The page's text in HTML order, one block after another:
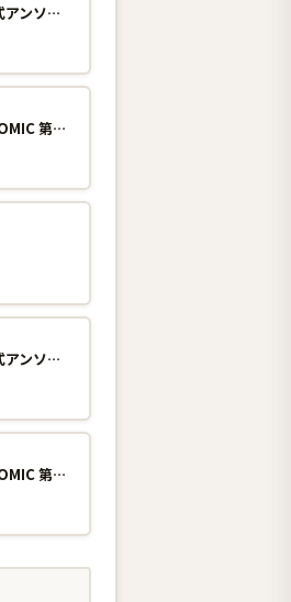
断罪された悪役令嬢は、逆行して完璧な悪女を目指す 公式アンソロジー＠COMIC 1巻
断罪された悪役令嬢は、逆行して完璧な悪女を目指す＠COMIC 第8巻
断罪された悪役令嬢は、逆行して完璧な悪女を目指す 公式アンソロジー＠COMIC 1巻
断罪された悪役令嬢は、逆行して完璧な悪女を目指す＠COMIC 第8巻